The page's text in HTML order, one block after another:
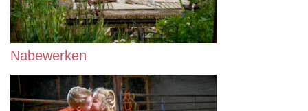
Nabewerken